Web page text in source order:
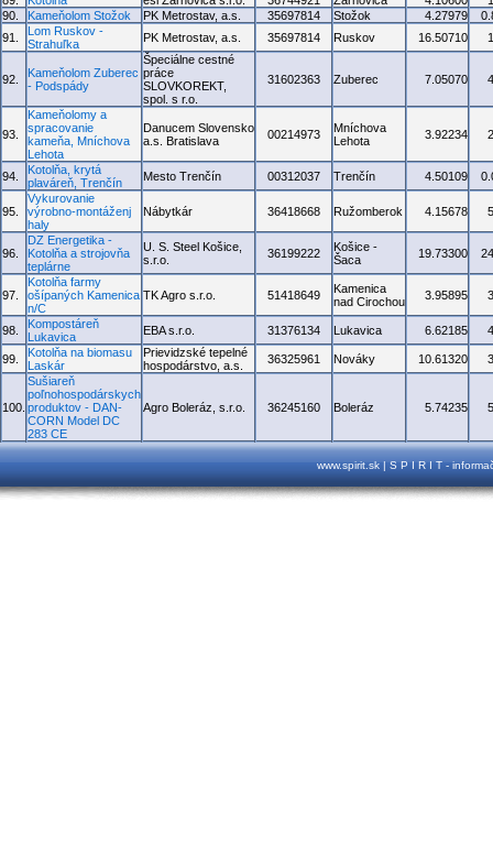
90.
Kameňolom Stožok PK Metrostav, a.s. 35697814 Stožok 4.27979
91.
Lom Ruskov -
Strahuľka
PK Metrostav, a.s. 35697814 Ruskov 16.50710
92.
Kameňolom Zuberec
- Podspády
Špeciálne cestné
práce
SLOVKOREKT,
spol. s r.o.
31602363 Zuberec 7.05070
93.
Kameňolomy a
spracovanie
kameňa, Mníchova
Lehota
Danucem Slovensko
a.s. Bratislava
00214973
Mníchova
Lehota
3.92234
94.
Kotolňa, krytá
plaváreň, Trenčín
Mesto Trenčín 00312037 Trenčín 4.50109
95.
Vykurovanie
výrobno-montáženj
haly
Nábytkár 36418668 Ružomberok 4.15678
96.
DZ Energetika -
Kotolňa a strojovňa
teplárne
U. S. Steel Košice,
s.r.o.
36199222
Košice -
Šaca
19.73300
97.
Kotolňa farmy
ošípaných Kamenica
n/C
TK Agro s.r.o. 51418649
Kamenica
nad Cirochou
3.95895
98.
Kompostáreň
Lukavica
EBA s.r.o. 31376134 Lukavica 6.62185
99.
Kotolňa na biomasu
Laskár
Prievidzské tepelné
hospodárstvo, a.s.
36325961 Nováky 10.61320
100.
Sušiareň
poľnohospodárskych
produktov - DAN-
CORN Model DC
283 CE
Agro Boleráz, s.r.o. 36245160 Boleráz 5.74235
www.spirit.sk | S P I R I T -